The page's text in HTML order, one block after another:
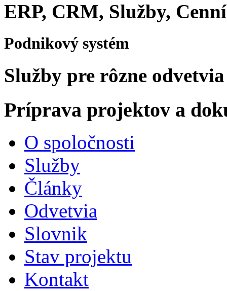
ERP, CRM, Služby,
Podnikový systém
Služby pre rôzne odvetvia
Príprava projektov a
O spoločnosti
Služby
Články
Odvetvia
Slovnik
Stav projektu
Kontakt